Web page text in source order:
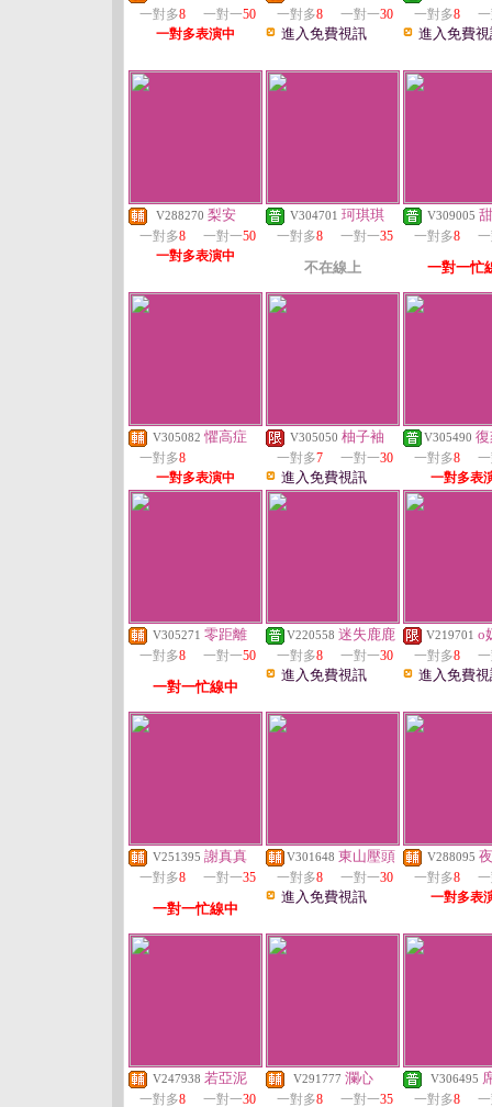
一對多8 一對一50
一對多表演中
一對多8 一對一30
進入免費視訊
一對多8
進入免費
V288270 梨安
一對多8 一對一50
一對多表演中
V304701 珂琪琪
一對多8 一對一35
不在線上
V309005
一對多8
一對一忙
V305082 懼高症
一對多8
一對多表演中
V305050 柚子袖
一對多7 一對一30
進入免費視訊
V305490
一對多8
一對多表
V305271 零距離
一對多8 一對一50
一對一忙線中
V220558 迷失鹿鹿
一對多8 一對一30
進入免費視訊
V219701 o
一對多8
進入免費
V251395 謝真真
一對多8 一對一35
一對一忙線中
V301648 東山壓頭
一對多8 一對一30
進入免費視訊
V288095
一對多8
一對多表
V247938 若亞泥
一對多8 一對一30
V291777 瀾心
一對多8 一對一35
V306495
一對多8